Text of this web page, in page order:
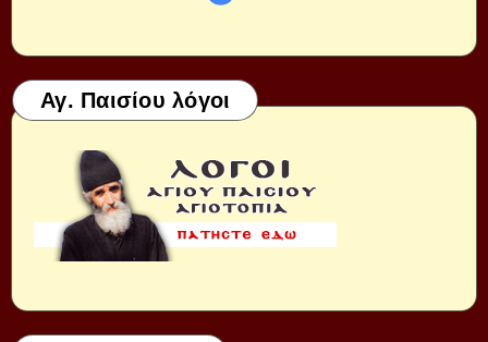
Αγ. Παισίου λόγοι